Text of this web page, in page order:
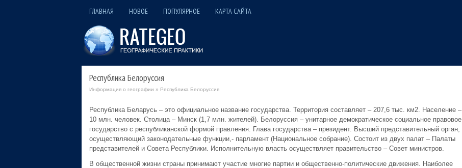
ГЛАВНАЯ НОВОЕ ПОПУЛЯРНОЕ КАРТА САЙТА
Республика Белоруссия
Информация о географии » Республика Белоруссия
Республика Беларусь – это официальное название государства. Территория составляет – 207,6 тыс. км2. Население –
10 млн. человек. Столица – Минск (1,7 млн. жителей). Белоруссия – унитарное демократическое социальное правовое
государство с республиканской формой правления. Глава государства – президент. Высший представительный орган,
осуществляющий законодательные функции,- парламент (Национальное собрание). Состоит из двух палат – Палаты
представителей и Совета Республики. Исполнительную власть осуществляет правительство – Совет министров.
В общественной жизни страны принимают участие многие партии и общественно-политические движения. Наиболее